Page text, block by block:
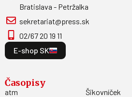
Bratislava - Petržalka
sekretariat@press.sk
02/67 20 19 11
E-shop SK
Časopisy
atm
Šikovníček